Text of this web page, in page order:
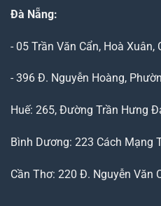
Đà Nẵng:
- 05 Trần Văn Cẩn, Hoà Xuân,
- 396 Đ. Nguyễn Hoàng,
Huế: 265, Đường Trần Hưng
Bình Dương: 223 Cách Mạng
Cần Thơ: 220 Đ. Nguyễn Văn